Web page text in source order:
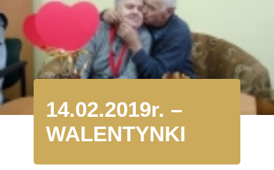
14.02.2019r. –
WALENTYNKI